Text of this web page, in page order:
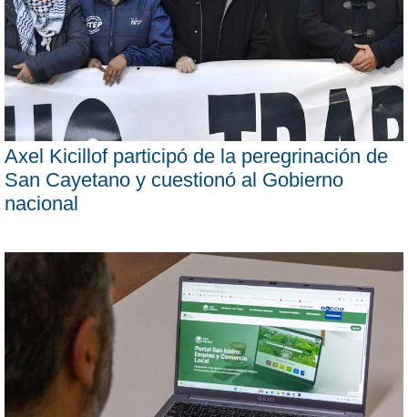
Axel Kicillof participó de la peregrinación de
San Cayetano y cuestionó al Gobierno
nacional